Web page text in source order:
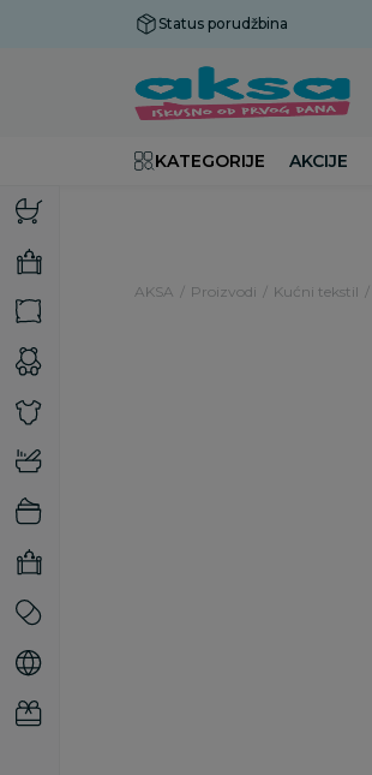
Status porudžbina
KATEGORIJE AKCIJE
AKSA Proizvodi Kućni tekstil